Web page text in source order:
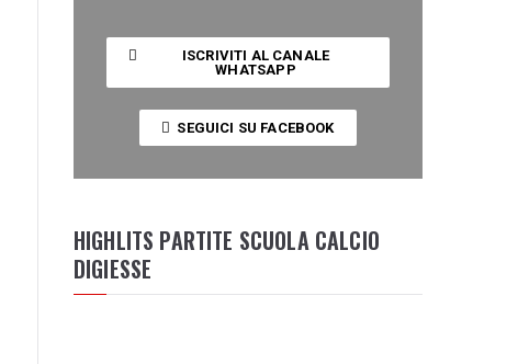
ISCRIVITI AL CANALE
WHATSAPP
SEGUICI SU FACEBOOK
HIGHLITS PARTITE SCUOLA CALCIO
DIGIESSE